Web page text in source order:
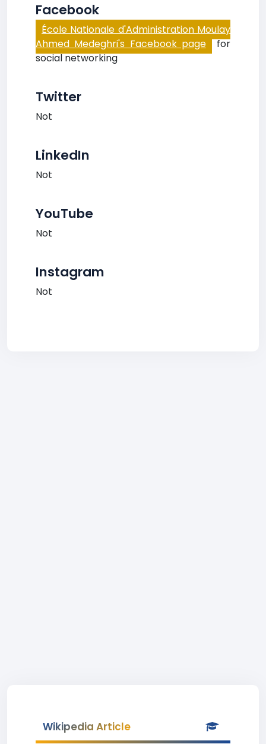
Facebook
École Nationale d'Administration Moulay
Ahmed Medeghri's Facebook page for
social networking
Twitter
Not
LinkedIn
Not
YouTube
Not
Instagram
Not
Wikipedia Article